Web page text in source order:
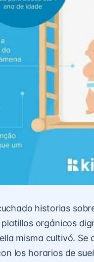
historias
orgánicos
misma cultivó.
los horarios de